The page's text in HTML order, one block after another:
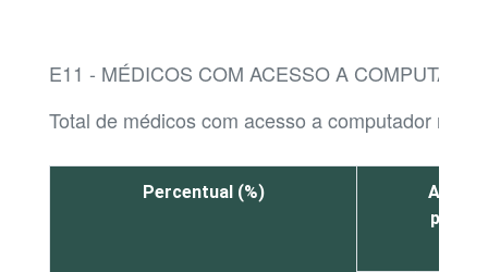
E11 - MÉDICOS COM ACESSO A
Total de médicos com acesso a computador no
Percentual (%)